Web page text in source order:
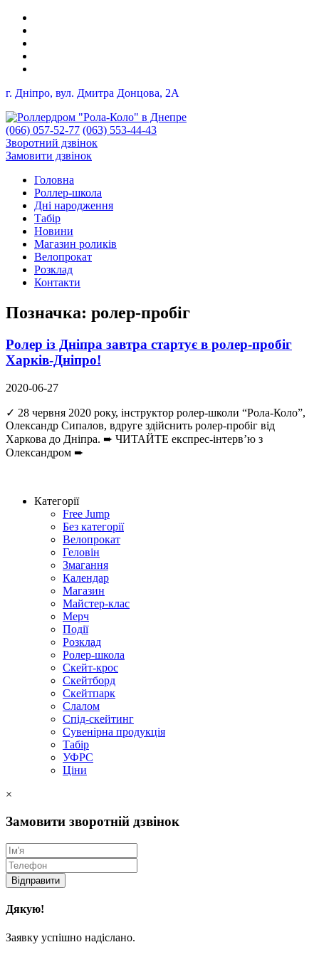
г. Дніпро, вул. Дмитра Донцова, 2A
(066) 057-52-77 (063) 553-44-43
Зворотний дзвінок
Замовити дзвінок
Головна
Роллер-школа
Дні народження
Табір
Новини
Магазин роликів
Велопрокат
Розклад
Контакти
Позначка: ролер-пробіг
Ролер із Дніпра завтра стартує в ролер-пробіг
Харків-Дніпро!
2020-06-27
✓ 28 червня 2020 року, інструктор ролер-школи “Рола-Коло”,
Олександр Сипалов, вдруге здійснить ролер-пробіг від
Харкова до Дніпра. ➨ ЧИТАЙТЕ експрес-інтерв’ю з
Олександром ➨
Категорії
Free Jump
Без категорії
Велопрокат
Геловін
Змагання
Календар
Магазин
Майстер-клас
Мерч
Події
Розклад
Ролер-школа
Скейт-крос
Скейтборд
Скейтпарк
Слалом
Спід-скейтинг
Сувенірна продукція
Табір
УФРС
Ціни
×
Замовити зворотній дзвінок
Відправити
Дякую!
Заявку успішно надіслано.